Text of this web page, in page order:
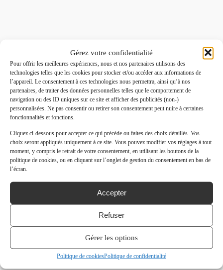
Gérez votre confidentialité
Pour offrir les meilleures expériences, nous et nos partenaires utilisons des
technologies telles que les cookies pour stocker et/ou accéder aux informations de
l’appareil. Le consentement à ces technologies nous permettra, ainsi qu’à nos
partenaires, de traiter des données personnelles telles que le comportement de
navigation ou des ID uniques sur ce site et afficher des publicités (non-)
personnalisées. Ne pas consentir ou retirer son consentement peut nuire à certaines
fonctionnalités et fonctions.
Cliquez ci-dessous pour accepter ce qui précède ou faites des choix détaillés. Vos
choix seront appliqués uniquement à ce site. Vous pouvez modifier vos réglages à tout
moment, y compris le retrait de votre consentement, en utilisant les boutons de la
politique de cookies, ou en cliquant sur l’onglet de gestion du consentement en bas de
l’écran.
Accepter
Refuser
Gérer les options
Politique de cookiesPolitique de confidentialité